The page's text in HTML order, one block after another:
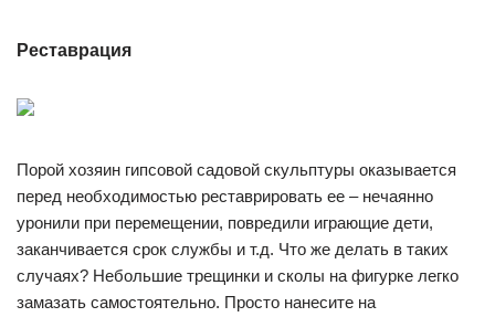
Реставрация
Порой хозяин гипсовой садовой скульптуры оказывается
перед необходимостью реставрировать ее – нечаянно
уронили при перемещении, повредили играющие дети,
заканчивается срок службы и т.д. Что же делать в таких
случаях? Небольшие трещинки и сколы на фигурке легко
замазать самостоятельно. Просто нанесите на